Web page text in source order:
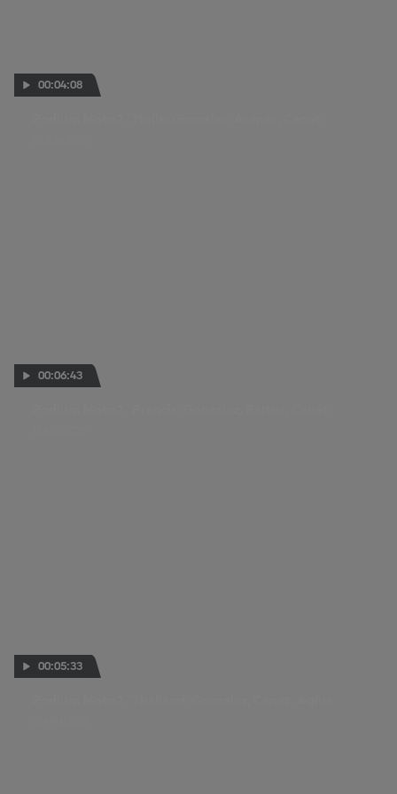
00:04:08
00:06:43
00:05:33